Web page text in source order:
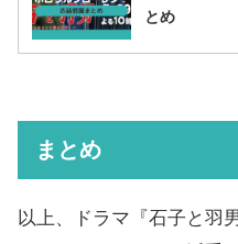
とめ
まとめ
以上、ドラマ『石子と羽